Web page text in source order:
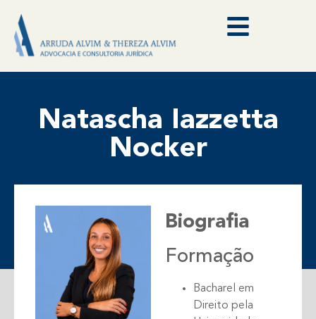
Natascha Iazzetta
Nocker
Biografia
Formação
Bacharel em
Direito pela